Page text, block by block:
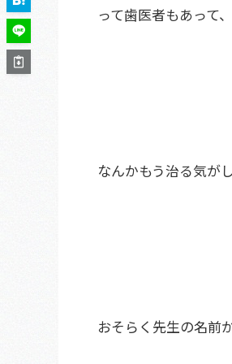
って歯医者もあって、
なんかもう治る気が
おそらく先生の名前